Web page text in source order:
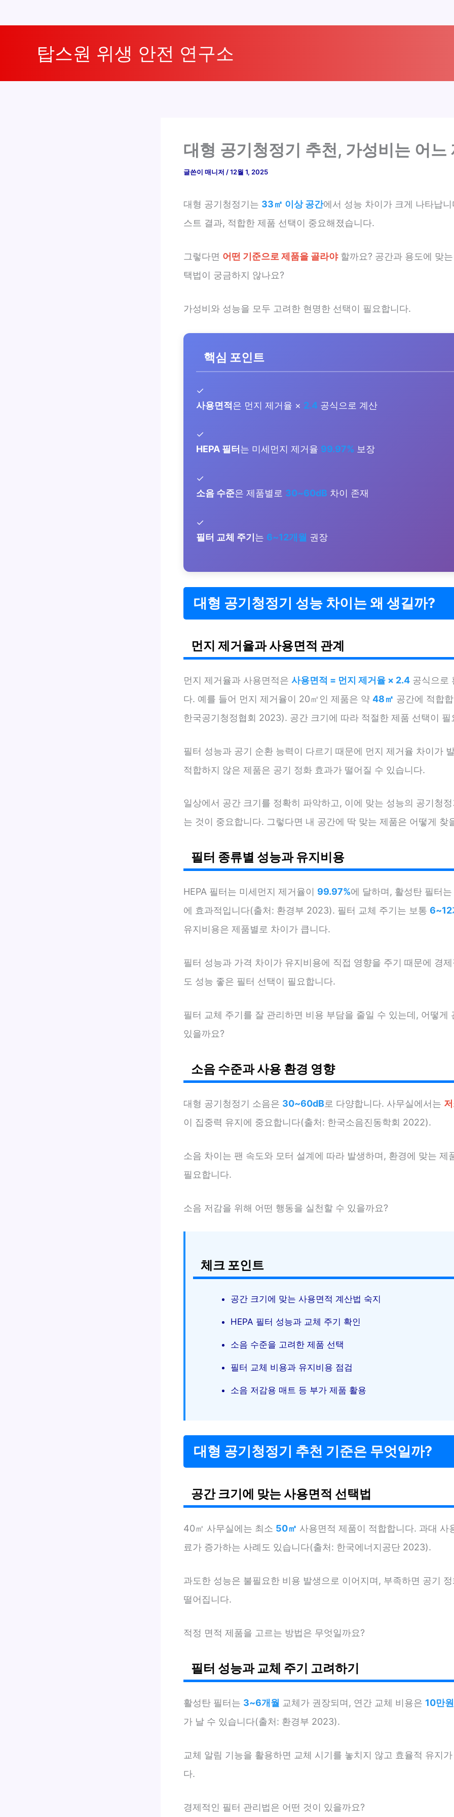
탑스원 위생 안전 연구소
대형 공기청정기 추천, 가성비는 어느
글쓴이 매니저 /12월 1, 2025
대형 공기청정기는 33㎡ 이상 공간에서 성능 차이가 크게 나타납
스트 결과, 적합한 제품 선택이 중요해졌습니다.
그렇다면 어떤 기준으로 제품을 골라야할까요? 공간과 용도에 맞
택법이 궁금하지 않나요?
가성비와 성능을 모두 고려한 현명한 선택이 필요합니다.
핵심 포인트
✓
사용면적은 먼지 제거율 × 2.4 공식으로 계산
✓
HEPA 필터 는 미세먼지 제거율 99.97% 보장
✓
소음 수준은 제품별로 30~60dB 차이 존재
✓
필터 교체 주기 는 6~12개월 권장
대형 공기청정기 성능 차이는 왜 생길까?
먼지 제거율과 사용면적 관계
먼지 제거율과 사용면적은 사용면적 = 먼지 제거율 × 2.4 공식으로
다. 예를 들어 먼지 제거율이 20㎡인 제품은 약 48㎡ 공간에 적합
한국공기청정협회 2023). 공간 크기에 따라 적절한 제품 선택이 필
필터 성능과 공기 순환 능력이 다르기 때문에 먼지 제거율 차이가
적합하지 않은 제품은 공기 정화 효과가 떨어질 수 있습니다.
일상에서 공간 크기를 정확히 파악하고, 이에 맞는 성능의 공기청
는 것이 중요합니다. 그렇다면 내 공간에 딱 맞는 제품은 어떻게 찾
필터 종류별 성능과 유지비용
HEPA 필터는 미세먼지 제거율이 99.97%에 달하며, 활성탄 필터
에 효과적입니다(출처: 환경부 2023). 필터 교체 주기는 보통 6~12
유지비용은 제품별로 차이가 큽니다.
필터 성능과 가격 차이가 유지비용에 직접 영향을 주기 때문에 경
도 성능 좋은 필터 선택이 필요합니다.
필터 교체 주기를 잘 관리하면 비용 부담을 줄일 수 있는데, 어떻게
있을까요?
소음 수준과 사용 환경 영향
대형 공기청정기 소음은 30~60dB로 다양합니다. 사무실에서는
이 집중력 유지에 중요합니다(출처: 한국소음진동학회 2022).
소음 차이는 팬 속도와 모터 설계에 따라 발생하며, 환경에 맞는 제
필요합니다.
소음 저감을 위해 어떤 행동을 실천할 수 있을까요?
체크 포인트
공간 크기에 맞는 사용면적 계산법 숙지
HEPA 필터 성능과 교체 주기 확인
소음 수준을 고려한 제품 선택
필터 교체 비용과 유지비용 점검
소음 저감용 매트 등 부가 제품 활용
대형 공기청정기 추천 기준은 무엇일까?
공간 크기에 맞는 사용면적 선택법
40㎡ 사무실에는 최소 50㎡ 사용면적 제품이 적합합니다. 과대 사
료가 증가하는 사례도 있습니다(출처: 한국에너지공단 2023).
과도한 성능은 불필요한 비용 발생으로 이어지며, 부족하면 공기
떨어집니다.
적정 면적 제품을 고르는 방법은 무엇일까요?
필터 성능과 교체 주기 고려하기
활성탄 필터는 3~6개월 교체가 권장되며, 연간 교체 비용은 10만
가 날 수 있습니다(출처: 환경부 2023).
교체 알림 기능을 활용하면 교체 시기를 놓치지 않고 효율적 유지
다.
경제적인 필터 관리법은 어떤 것이 있을까요?